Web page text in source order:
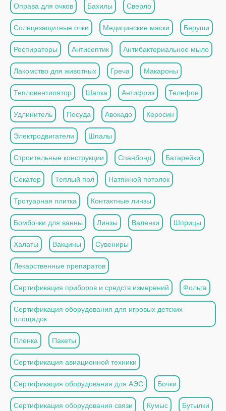
Оправа для очков Бахилы Сверло
Солнцезащитные очки Медицинские маски Беруши
Респираторы Антисептик Антибактериальное мыло
Лакомство для животных Греча Макароны
Тепловентилятор Шапка Антифриз Телефон
Удлинитель Посуда Авокадо Керосин
Электродвигатели Шпалы
Строительные конструкции Спанбонд Батарейки
Секатор Теплый пол Натяжной потолок
Тротуарная плитка Контактные линзы
Бомбочки для ванны Линзы Валенки Шприцы
Халаты Вакцины Сувениры
Лекарственные препаратов
Сертификация приборов и средств измерений Фольга
Сертификация оборудования для игровых детских
площадок
Пленка Пакеты
Сертификация авиационной техники
Сертификация оборудования для АЭС Бочки
Сертификация оборудования связи Кумыс Бутылки